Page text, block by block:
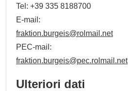
Tel: +39 335 8188700
E-mail:
fraktion.burgeis@rolmail.net
PEC-mail:
fraktion.burgeis@pec.rolmail.net
Ulteriori dati